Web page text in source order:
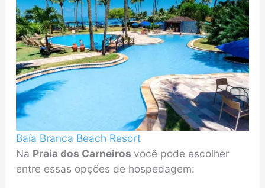
Baía Branca Beach Resort
Na Praia dos Carneiros você pode escolher
entre essas opções de hospedagem: